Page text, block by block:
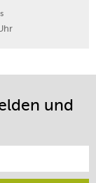
und